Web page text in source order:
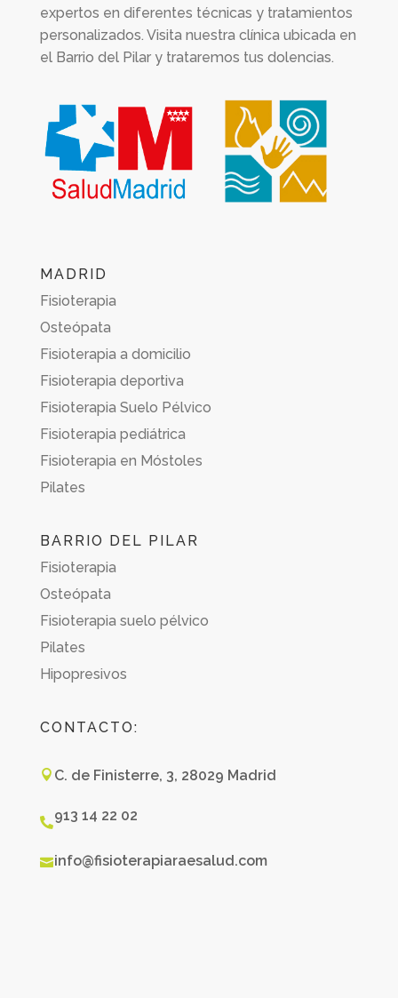
expertos en diferentes técnicas y tratamientos
personalizados. Visita nuestra clínica ubicada en
el Barrio del Pilar y trataremos tus dolencias.
MADRID
Fisioterapia
Osteópata
Fisioterapia a domicilio
Fisioterapia deportiva
Fisioterapia Suelo Pélvico
Fisioterapia pediátrica
Fisioterapia en Móstoles
Pilates
BARRIO DEL PILAR
Fisioterapia
Osteópata
Fisioterapia suelo pélvico
Pilates
Hipopresivos
CONTACTO:
 C. de Finisterre, 3, 28029 Madrid
913 14 22 02
info@fisioterapiaraesalud.com